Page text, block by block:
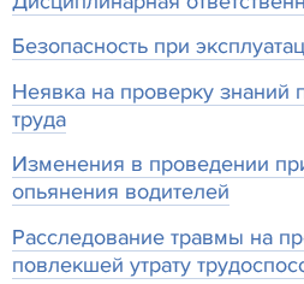
Безопасность при
Неявка на проверку знаний
труда
Изменения в проведении
опьянения водителей
Расследование травмы на
повлекшей утрату